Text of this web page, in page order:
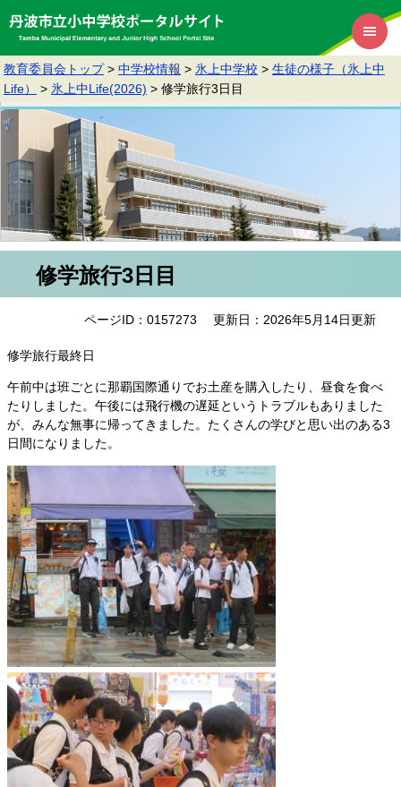
教育委員会トップ > 中学校情報 > 氷上中学校 > 生徒の様子（氷上中
Life）
> 氷上中Life(2026) > 修学旅行3日目
修学旅行3日目
ページID：0157273 更新日：2026年5月14日更新
修学旅行最終日
午前中は班ごとに那覇国際通りでお土産を購入したり、昼食を食べ
たりしました。午後には飛行機の遅延というトラブルもありました
が、みんな無事に帰ってきました。たくさんの学びと思い出のある3
日間になりました。